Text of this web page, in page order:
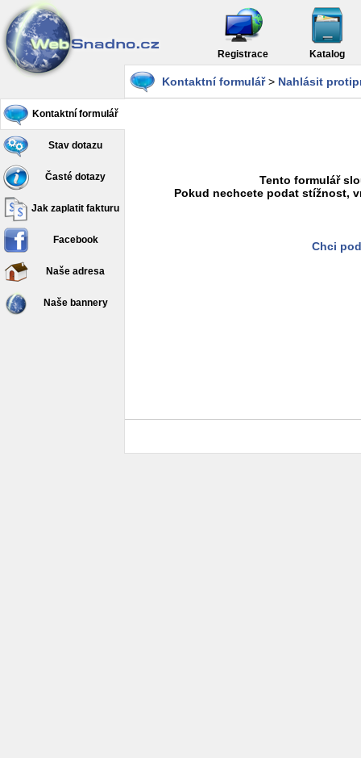
Registrace Katalog
Kontaktní formulář
Stav dotazu
Časté dotazy
Jak zaplatit fakturu
Facebook
Naše adresa
Naše bannery
Kontaktní formulář> Nahlásit
Tento formulář
Pokud nechcete podat stížnost,
Chci